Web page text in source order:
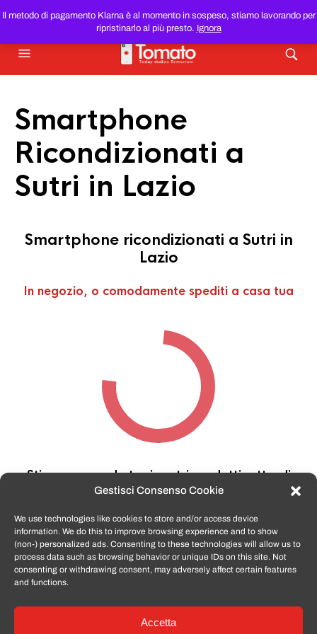
Gestisci Consenso Cookie
We use technologies like cookies to store and/or access device
information. We do this to improve browsing experience and to show
(non-) personalized ads. Consenting to these technologies will allow us to
process data such as browsing behavior or unique IDs on this site. Not
consenting or withdrawing consent, may adversely affect certain features
and functions.
Accetta
Il metodo di pagamento Klarna è al momento in sospeso, stiamo lavorando per
ripristinarlo al più presto. Ignora
SMARTPHONE E TABLET RICONDIZIONATIAL MIGLIOR
PREZZO DEL WEB!
Smartphone
Ricondizionati a
Sutri in Lazio
Smartphone ricondizionati a Sutri in
Lazio
In negozio, o comodamente spediti a casa tua
Stiamo cercando tra i nostri prodotti, attendi
qualche secondo…
TomatoSmartphone.itè lo shop n.1 in italia per
smartphone ricondizionati garantiti e certificati
di tutte le marche,APPLE, SAMSUNG, HUAWEI,
ONEPLUS, XIAOMI e tanto altro